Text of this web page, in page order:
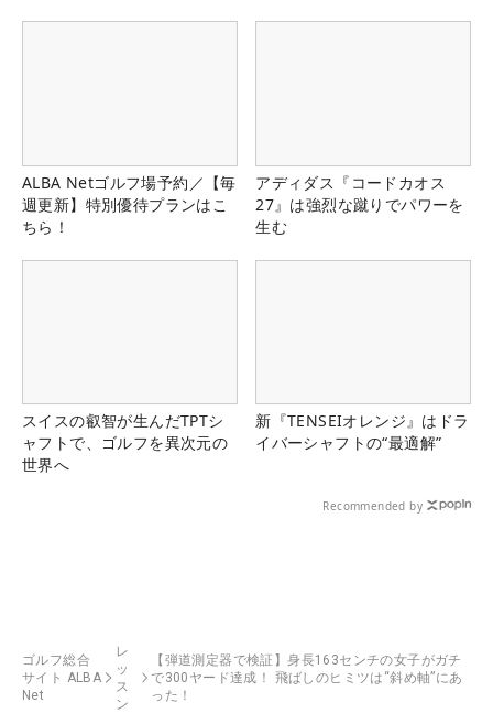
ALBA Netゴルフ場予約／【毎
週更新】特別優待プランはこ
ちら！
アディダス『コードカオス
27』は強烈な蹴りでパワーを
生む
スイスの叡智が生んだTPTシ
ャフトで、ゴルフを異次元の
世界へ
新『TENSEIオレンジ』はドラ
イバーシャフトの“最適解”
Recommended by
ゴルフ総合
サイト ALBA
Net
レ
ッ
ス
ン
【弾道測定器で検証】身長163センチの女子がガチ
で300ヤード達成！ 飛ばしのヒミツは“斜め軸”にあ
った！